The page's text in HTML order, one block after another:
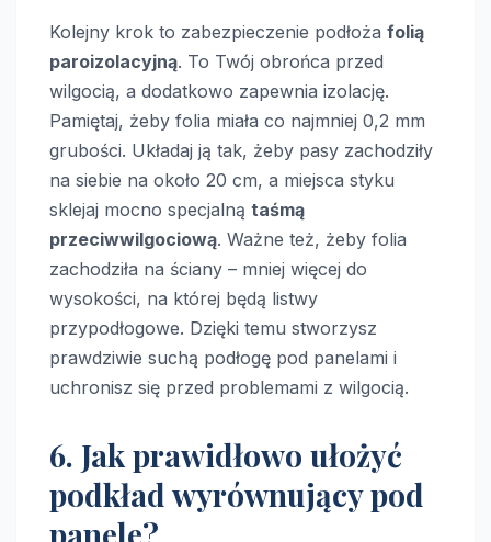
Kolejny krok to zabezpieczenie podłoża folią
paroizolacyjną. To Twój obrońca przed
wilgocią, a dodatkowo zapewnia izolację.
Pamiętaj, żeby folia miała co najmniej 0,2 mm
grubości. Układaj ją tak, żeby pasy zachodziły
na siebie na około 20 cm, a miejsca styku
sklejaj mocno specjalną taśmą
przeciwwilgociową. Ważne też, żeby folia
zachodziła na ściany – mniej więcej do
wysokości, na której będą listwy
przypodłogowe. Dzięki temu stworzysz
prawdziwie suchą podłogę pod panelami i
uchronisz się przed problemami z wilgocią.
6. Jak prawidłowo ułożyć
podkład wyrównujący pod